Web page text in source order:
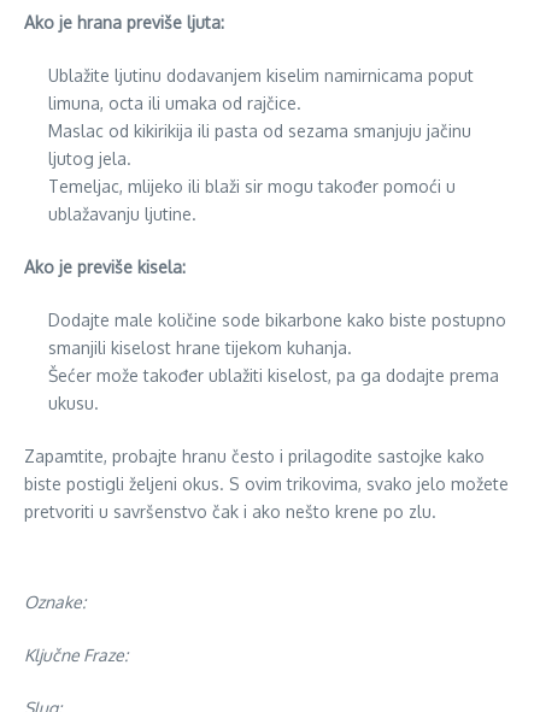
Ako je hrana previše ljuta:
Ublažite ljutinu dodavanjem kiselim namirnicama poput
limuna, octa ili umaka od rajčice.
Maslac od kikirikija ili pasta od sezama smanjuju jačinu
ljutog jela.
Temeljac, mlijeko ili blaži sir mogu također pomoći u
ublažavanju ljutine.
Ako je previše kisela:
Dodajte male količine sode bikarbone kako biste postupno
smanjili kiselost hrane tijekom kuhanja.
Šećer može također ublažiti kiselost, pa ga dodajte prema
ukusu.
Zapamtite, probajte hranu često i prilagodite sastojke kako
biste postigli željeni okus. S ovim trikovima, svako jelo možete
pretvoriti u savršenstvo čak i ako nešto krene po zlu.
Oznake:
Ključne Fraze:
Slug: